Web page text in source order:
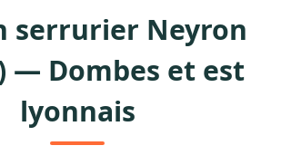
serrurier Neyron
— Dombes et est
lyonnais